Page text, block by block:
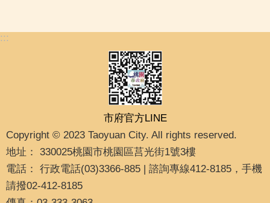
:::
市府官方LINE
Copyright © 2023 Taoyuan City. All rights reserved.
地址： 330025桃園市桃園區莒光街1號3樓
電話： 行政電話(03)3366-885 | 諮詢專線412-8185，手機
請撥02-412-8185